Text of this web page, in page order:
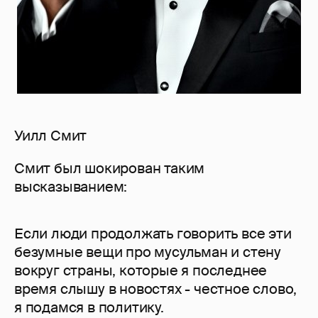
Уилл Смит
Смит был шокирован таким
высказыванием:
Если люди продолжать говорить все эти
безумные вещи про мусульман и стену
вокруг страны, которые я последнее
время слышу в новостях - честное слово,
я подамся в политику.